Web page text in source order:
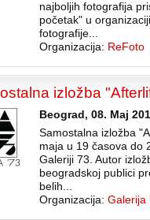
najboljih fotografija
početak" u
fotografije...
Organizacija: ReFoto
izložba
Beograd, 08. Maj
Samostalna izložba
maja u 19 časova do
Galeriji 73. Autor
beogradskoj publici
belih...
Organizacija: Galerija